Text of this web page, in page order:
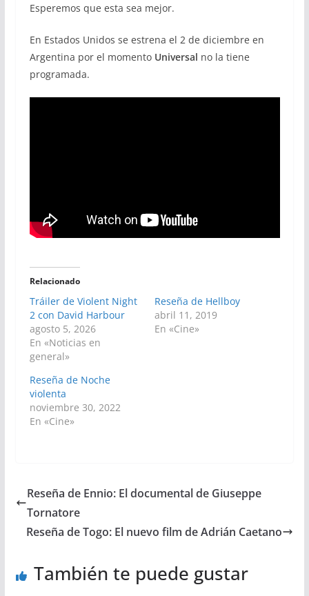
Esperemos que esta sea mejor.
En Estados Unidos se estrena el 2 de diciembre en
Argentina por el momento Universal no la tiene
programada.
Relacionado
Tráiler de Violent Night
2 con David Harbour
agosto 5, 2026
En «Noticias en
general»
Reseña de Hellboy
abril 11, 2019
En «Cine»
Reseña de Noche
violenta
noviembre 30, 2022
En «Cine»
Reseña de Ennio: El documental de Giuseppe
Tornatore
Reseña de Togo: El nuevo film de Adrián Caetano
También te puede gustar